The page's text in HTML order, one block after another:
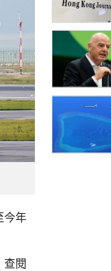
今年
查閱